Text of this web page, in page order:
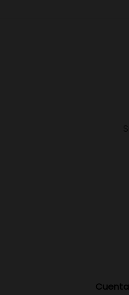
Cuenta